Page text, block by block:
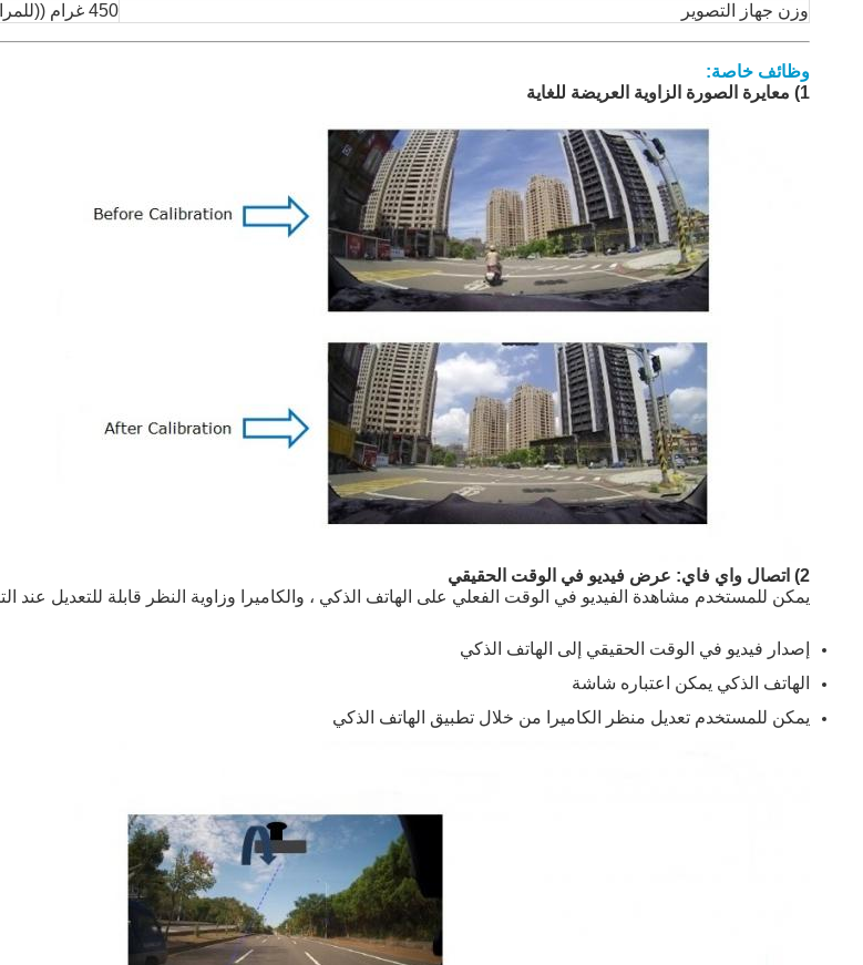
وزن جهاز التصوير
450 غرام ((للمراجعة فقط)
وظائف خاصة:
1) معايرة الصورة الزاوية العريضة للغاية
2) اتصال واي فاي: عرض فيديو في الوقت الحقيقي
يمكن للمستخدم مشاهدة الفيديو في الوقت الفعلي على الهاتف الذكي ، والكاميرا وزاوية النظر قابلة للتعديل عند
إصدار فيديو في الوقت الحقيقي إلى الهاتف الذكي
الهاتف الذكي يمكن اعتباره شاشة
يمكن للمستخدم تعديل منظر الكاميرا من خلال تطبيق الهاتف الذكي